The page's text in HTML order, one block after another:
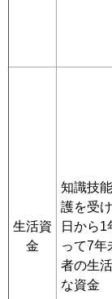
生活資
金
知識技
護を受
日から1
って7年
者の生
な資金